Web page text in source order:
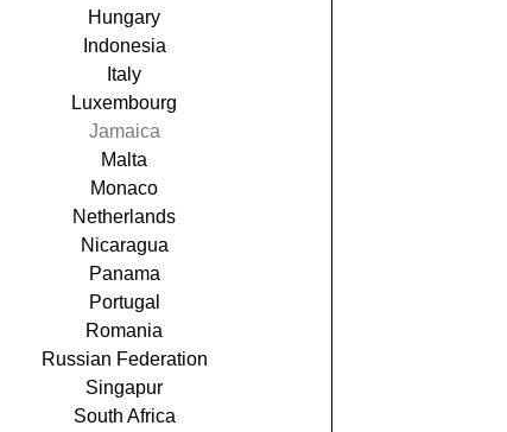
Hungary
Indonesia
Italy
Luxembourg
Jamaica
Malta
Monaco
Netherlands
Nicaragua
Panama
Portugal
Romania
Russian Federation
Singapur
South Africa